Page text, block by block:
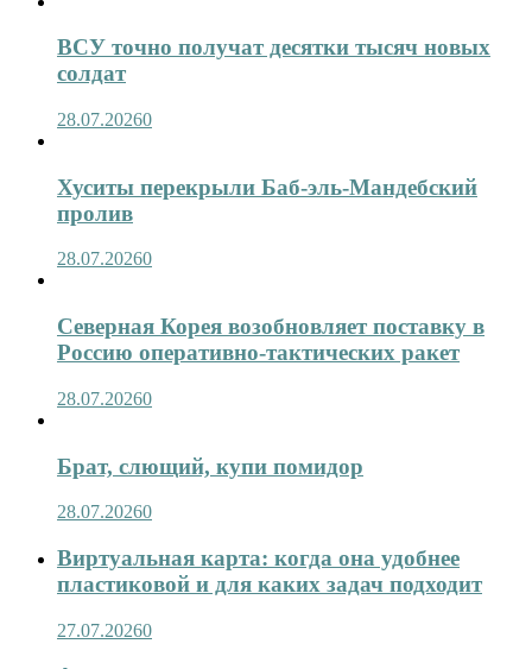
ВСУ точно получат десятки тысяч новых
солдат
28.07.20260
Хуситы перекрыли Баб-эль-Мандебский
пролив
28.07.20260
Северная Корея возобновляет поставку в
Россию оперативно-тактических ракет
28.07.20260
Брат, слющий, купи помидор
28.07.20260
Виртуальная карта: когда она удобнее
пластиковой и для каких задач подходит
27.07.20260